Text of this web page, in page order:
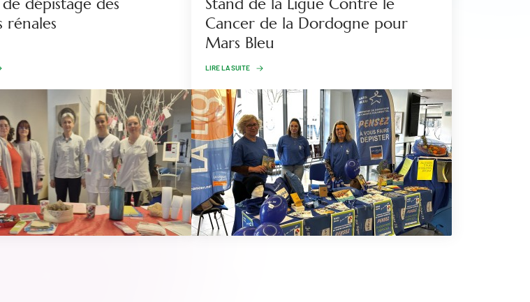
dépistage des
rénales
Stand de la Ligue Contre le
Cancer de la Dordogne pour
Mars Bleu
LIRE LA SUITE